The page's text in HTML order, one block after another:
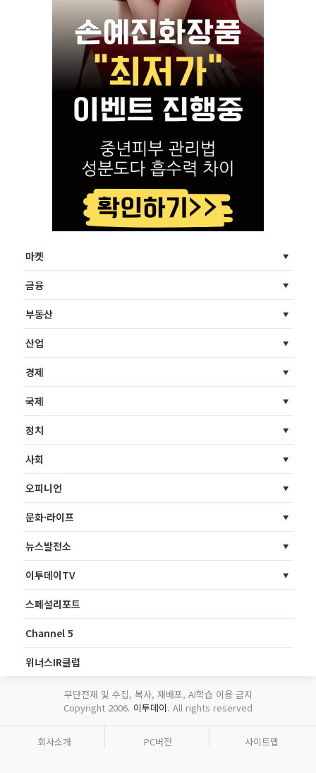
마켓
금융
부동산
산업
경제
국제
정치
사회
오피니언
문화·라이프
뉴스발전소
이투데이TV
스페셜리포트
Channel 5
위너스IR클럽
무단전재 및 수집, 복사, 재배포, AI학습 이용 금지
Copyright 2006. 이투데이. All rights reserved
회사소개 PC버전 사이트맵